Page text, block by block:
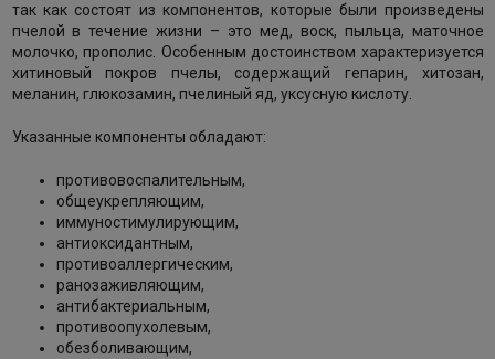
так как состоят из компонентов, которые были произведены
пчелой в течение жизни – это мед, воск, пыльца, маточное
молочко, прополис. Особенным достоинством характеризуется
хитиновый покров пчелы, содержащий гепарин, хитозан,
меланин, глюкозамин, пчелиный яд, уксусную кислоту.
Указанные компоненты обладают:
противовоспалительным,
общеукрепляющим,
иммуностимулирующим,
антиоксидантным,
противоаллергическим,
ранозаживляющим,
антибактериальным,
противоопухолевым,
обезболивающим,